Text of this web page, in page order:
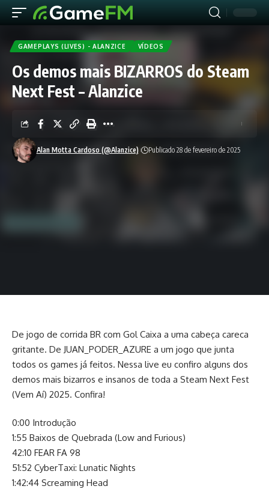
GAMEPLAYS (LIVES) - ALANZICE VÍDEOS
Os demos mais BIZARROS do Steam
Next Fest – Alanzice
Alan Motta Cardoso (@Alanzice) Publicado 28 de fevereiro de 2025
De jogo de corrida BR com Gol Caixa a uma cabeça careca
gritante. De JUAN_PODER_AZURE a um jogo que junta
todos os games já feitos. Nessa live eu confiro alguns dos
demos mais bizarros e insanos de toda a Steam Next Fest
(Vem Aí) 2025. Confira!
0:00 Introdução
1:55 Baixos de Quebrada (Low and Furious)
42:10 FEAR FA 98
51:52 CyberTaxi: Lunatic Nights
1:42:44 Screaming Head